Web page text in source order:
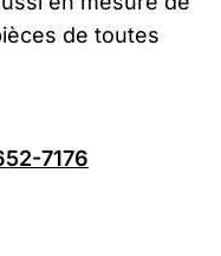
de toutes
7176